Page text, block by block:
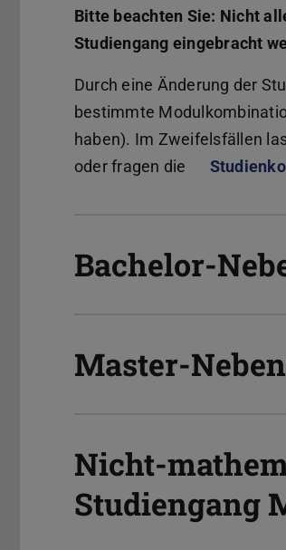
Bitte beachten Sie: Nicht
Studiengang eingebracht
Durch eine Änderung der
bestimmte
haben). Im Zweifelsfällen
oder fragen die
Bachelor-
Master-
Nicht-
Studiengang